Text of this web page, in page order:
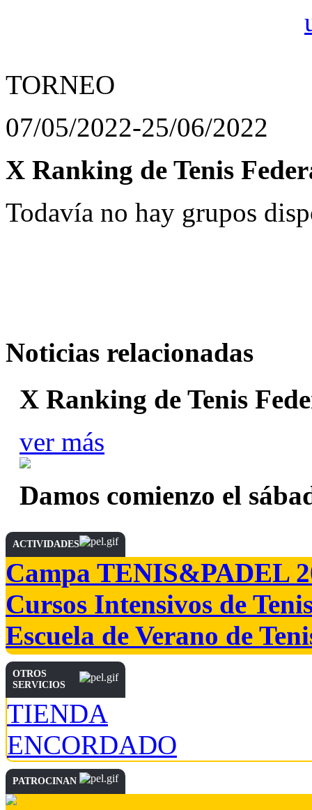
TORNEO
07/05/2022-25/06/2022
X Ranking de Tenis
Todavía no hay grupos
Noticias relacionadas
X Ranking de Tenis
ver más
Damos comienzo el
ACTIVIDADES
Campa TENIS&PADEL
Cursos Intensivos de
Escuela de Verano de
OTROS
SERVICIOS
TIENDA
ENCORDADO
PATROCINAN